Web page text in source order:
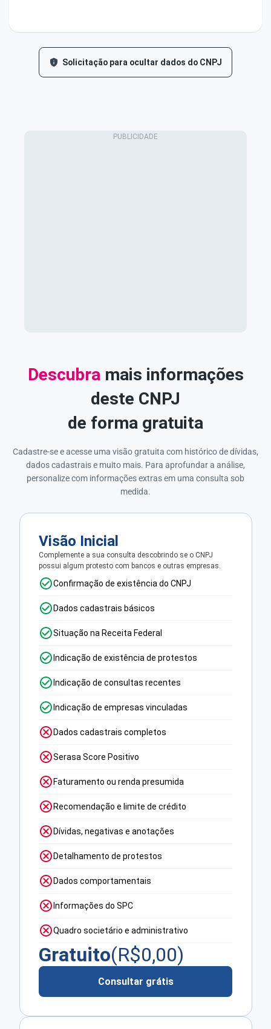
Solicitação para ocultar dados do CNPJ
Descubramais informações
deste CNPJ
de forma gratuita
Cadastre-se e acesse uma visão gratuita com histórico de dívidas,
dados cadastrais e muito mais. Para aprofundar a análise,
personalize com informações extras em uma consulta sob
medida.
Visão Inicial
Complemente a sua consulta descobrindo se o CNPJ
possui algum protesto com bancos e outras empresas.
Confirmação de existência do CNPJ
Dados cadastrais básicos
Situação na Receita Federal
Indicação de existência de protestos
Indicação de consultas recentes
Indicação de empresas vinculadas
Dados cadastrais completos
Serasa Score Positivo
Faturamento ou renda presumida
Recomendação e limite de crédito
Dívidas, negativas e anotações
Detalhamento de protestos
Dados comportamentais
Informações do SPC
Quadro societário e administrativo
Gratuito(R$0,00)
Consultar grátis